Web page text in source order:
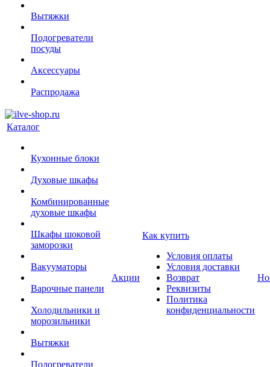
Вытяжки
Подогреватели
посуды
Аксессуары
Распродажа
Каталог
Кухонные блоки
Духовые шкафы
Комбинированные
духовые шкафы
Шкафы шоковой
заморозки
Вакууматоры
Варочные панели
Холодильники и
морозильники
Вытяжки
Подогреватели
Акции
Как купить
Условия оплаты
Условия доставки
Возврат
Реквизиты
Политика
конфиденциальности